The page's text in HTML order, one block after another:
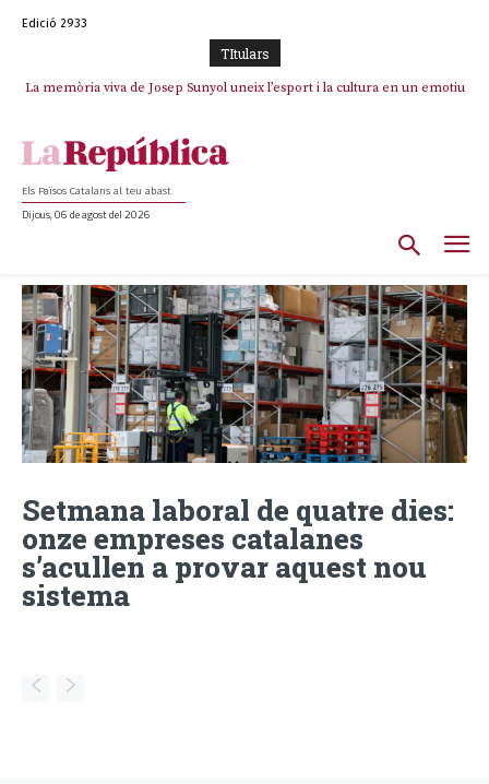
Edició 2933
TItulars
La memòria viva de Josep Sunyol uneix l’esport i la cultura en un emotiu
Els Països Catalans al teu abast
Dijous, 06 de agost del 2026
Setmana laboral de quatre dies:
onze empreses catalanes
s’acullen a provar aquest nou
sistema